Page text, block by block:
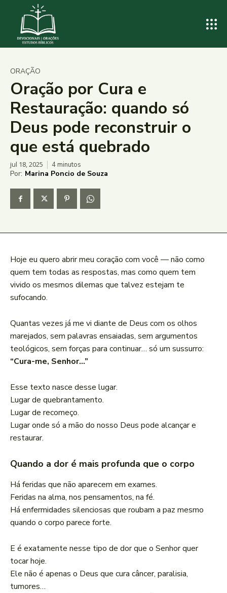
ORAÇÃO
Oração por Cura e
Restauração: quando só
Deus pode reconstruir o
que está quebrado
jul 18, 2025 4minutos
Por: Marina Poncio de Souza
Hoje eu quero abrir meu coração com você — não como
quem tem todas as respostas, mas como quem tem
vivido os mesmos dilemas que talvez estejam te
sufocando.
Quantas vezes já me vi diante de Deus com os olhos
marejados, sem palavras ensaiadas, sem argumentos
teológicos, sem forças para continuar… só um sussurro:
“Cura-me, Senhor…”
Esse texto nasce desse lugar.
Lugar de quebrantamento.
Lugar de recomeço.
Lugar onde só a mão do nosso Deus pode alcançar e
restaurar.
Quando a dor é mais profunda que o corpo
Há feridas que não aparecem em exames.
Feridas na alma, nos pensamentos, na fé.
Há enfermidades silenciosas que roubam a paz mesmo
quando o corpo parece forte.
E é exatamente nesse tipo de dor que o Senhor quer
tocar hoje.
Ele não é apenas o Deus que cura câncer, paralisia,
tumores…